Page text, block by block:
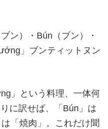
ン）・Bún（ブン）・
」ブンティットヌン
」という料理、一体何
に訳せば、「Bún」は
「焼肉」。これだけ聞